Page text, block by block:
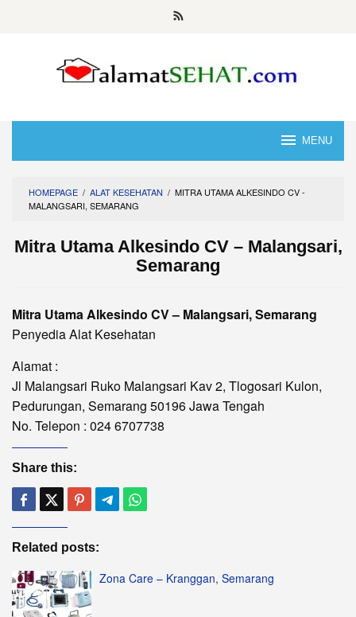
MENU
HOMEPAGE / ALAT KESEHATAN / MITRA UTAMA ALKESINDO CV -
MALANGSARI, SEMARANG
Mitra Utama Alkesindo CV – Malangsari,
Semarang
Mitra Utama Alkesindo CV – Malangsari, Semarang
Penyedia Alat Kesehatan
Alamat :
Jl Malangsari Ruko Malangsari Kav 2, Tlogosari Kulon,
Pedurungan, Semarang 50196 Jawa Tengah
No. Telepon : 024 6707738
Share this:
Related posts:
Zona Care – Kranggan, Semarang